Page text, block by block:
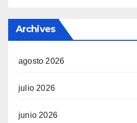
Archives
agosto 2026
julio 2026
junio 2026